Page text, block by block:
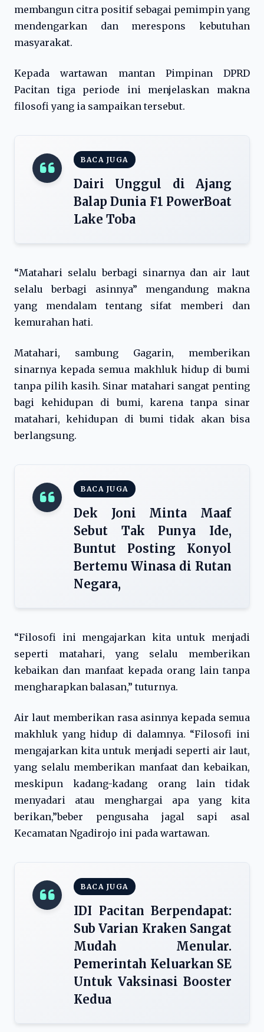
membangun citra positif sebagai pemimpin yang
mendengarkan dan merespons kebutuhan
masyarakat.
Kepada wartawan mantan Pimpinan DPRD
Pacitan tiga periode ini menjelaskan makna
filosofi yang ia sampaikan tersebut.
BACA JUGA
Dairi Unggul di Ajang
Balap Dunia F1 PowerBoat
Lake Toba
“Matahari selalu berbagi sinarnya dan air laut
selalu berbagi asinnya” mengandung makna
yang mendalam tentang sifat memberi dan
kemurahan hati.
Matahari, sambung Gagarin, memberikan
sinarnya kepada semua makhluk hidup di bumi
tanpa pilih kasih. Sinar matahari sangat penting
bagi kehidupan di bumi, karena tanpa sinar
matahari, kehidupan di bumi tidak akan bisa
berlangsung.
BACA JUGA
Dek Joni Minta Maaf
Sebut Tak Punya Ide,
Buntut Posting Konyol
Bertemu Winasa di Rutan
Negara,
“Filosofi ini mengajarkan kita untuk menjadi
seperti matahari, yang selalu memberikan
kebaikan dan manfaat kepada orang lain tanpa
mengharapkan balasan,” tuturnya.
Air laut memberikan rasa asinnya kepada semua
makhluk yang hidup di dalamnya. “Filosofi ini
mengajarkan kita untuk menjadi seperti air laut,
yang selalu memberikan manfaat dan kebaikan,
meskipun kadang-kadang orang lain tidak
menyadari atau menghargai apa yang kita
berikan,”beber pengusaha jagal sapi asal
Kecamatan Ngadirojo ini pada wartawan.
BACA JUGA
IDI Pacitan Berpendapat:
Sub Varian Kraken Sangat
Mudah Menular.
Pemerintah Keluarkan SE
Untuk Vaksinasi Booster
Kedua